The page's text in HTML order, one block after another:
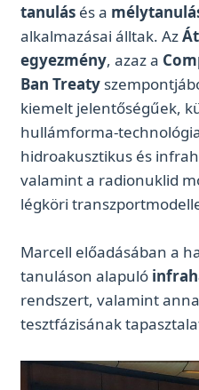
tanulás és a
alkalmazásai álltak. Az
egyezmény, azaz a
Ban Treaty
kiemelt jelentőségűek,
hullámforma-
hidroakusztikus és
valamint a radionuklid
légköri
Marcell előadásában a
tanuláson alapuló
rendszert, valamint
tesztfázisának